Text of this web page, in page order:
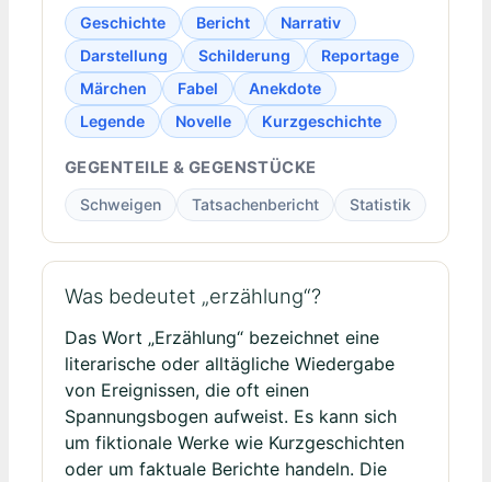
Geschichte Bericht
Narrativ
Darstellung
Schilderung
Reportage
Märchen
Fabel
Anekdote
Legende
Novelle Kurzgeschichte
GEGENTEILE & GEGENSTÜCKE
Schweigen Tatsachenbericht Statistik
Was bedeutet „erzählung“?
Das Wort „Erzählung“ bezeichnet eine
literarische oder alltägliche Wiedergabe
von Ereignissen, die oft einen
Spannungsbogen aufweist. Es kann sich
um fiktionale Werke wie Kurzgeschichten
oder um faktuale Berichte handeln. Die